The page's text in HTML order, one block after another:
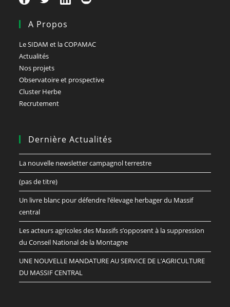
A Propos
Le SIDAM et la COPAMAC
Actualités
Nos projets
Observatoire et prospective
Cluster Herbe
Recrutement
Dernière Actualités
La nouvelle newsletter campagnol terrestre
(pas de titre)
Un livre blanc pour défendre l’élevage herbager du Massif
central
Les acteurs agricoles des Massifs s’opposent à la suppression
du Conseil National de la Montagne
UNE NOUVELLE MANDATURE AU SERVICE DE L’AGRICULTURE
DU MASSIF CENTRAL